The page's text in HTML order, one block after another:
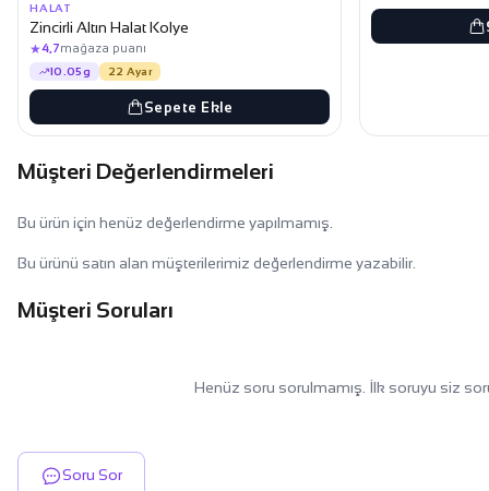
HALAT
Zincirli Altın Halat Kolye
★4,7mağaza puanı
10.05g 22 Ayar
Sepete Ekle
Müşteri Değerlendirmeleri
Bu ürün için henüz değerlendirme yapılmamış.
Bu ürünü satın alan müşterilerimiz değerlendirme yazabilir.
Müşteri Soruları
Henüz soru sorulmamış. İlk soruyu siz
Soru Sor